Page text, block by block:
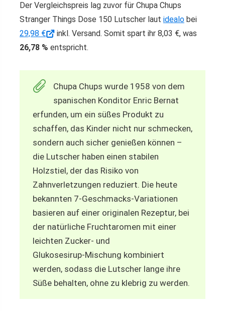
Der Vergleichspreis lag zuvor für Chupa Chups
Stranger Things Dose 150 Lutscher laut idealo bei
29,98 €
inkl. Versand. Somit spart ihr 8,03 €, was
26,78 % entspricht.
Chupa Chups wurde 1958 von dem
spanischen Konditor Enric Bernat
erfunden, um ein süßes Produkt zu
schaffen, das Kinder nicht nur schmecken,
sondern auch sicher genießen können –
die Lutscher haben einen stabilen
Holzstiel, der das Risiko von
Zahnverletzungen reduziert. Die heute
bekannten 7‑Geschmacks‑Variationen
basieren auf einer originalen Rezeptur, bei
der natürliche Fruchtaromen mit einer
leichten Zucker‑ und
Glukosesirup‑Mischung kombiniert
werden, sodass die Lutscher lange ihre
Süße behalten, ohne zu klebrig zu werden.